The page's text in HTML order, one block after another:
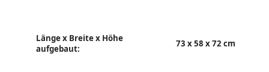
Länge x Breite x Höhe
aufgebaut:
73 x 58 x 72 cm